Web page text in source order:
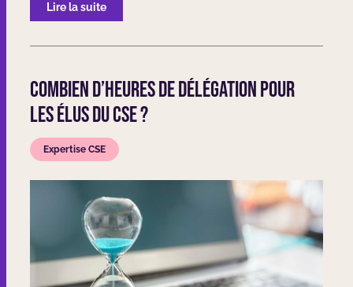
Lire la suite
Combien d’heures de délégation pour
les élus du CSE ?
Expertise CSE